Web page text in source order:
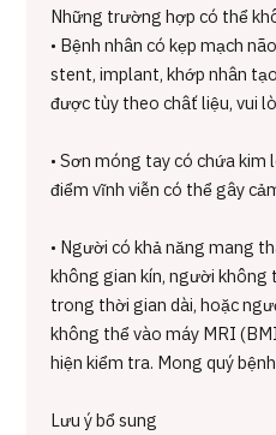
Những trường hợp có thể
• Bệnh nhân có kẹp mạch
stent, implant, khớp nhân
được tùy theo chất liệu, vui
• Sơn móng tay có chứa
điểm vĩnh viễn có thể gây
• Người có khả năng mang
không gian kín, người
trong thời gian dài, hoặc
không thể vào máy MRI
hiện kiểm tra. Mong quý
Lưu ý bổ sung